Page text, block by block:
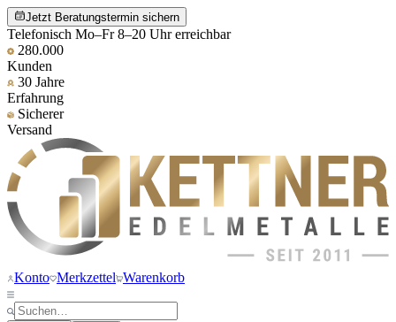
Jetzt Beratungstermin sichern
Telefonisch Mo–Fr 8–20 Uhr erreichbar
280.000
Kunden
30 Jahre
Erfahrung
Sicherer
Versand
Konto Merkzettel Warenkorb